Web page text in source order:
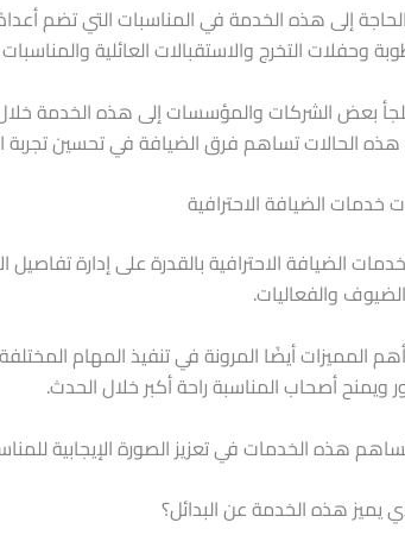
الحاجة إلى هذه الخدمة في المناسبات التي تضم
وحفلات التخرج والاستقبالات العائلية
بعض الشركات والمؤسسات إلى هذه الخدمة خلال
الحالات تساهم فرق الضيافة في تحسين تجربة
خدمات الضيافة الاحترافية
الضيافة الاحترافية بالقدرة على إدارة
والفعاليات.
المميزات أيضًا المرونة في تنفيذ المهام
ويمنح أصحاب المناسبة راحة أكبر خلال الحدث.
هذه الخدمات في تعزيز الصورة الإيجابية
يميز هذه الخدمة عن البدائل؟